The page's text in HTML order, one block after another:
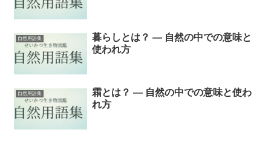
自然用語集
暮らしとは？ ― 自然の中での意味と
使われ方
自然用語集
霜とは？ ― 自然の中での意味と使わ
れ方